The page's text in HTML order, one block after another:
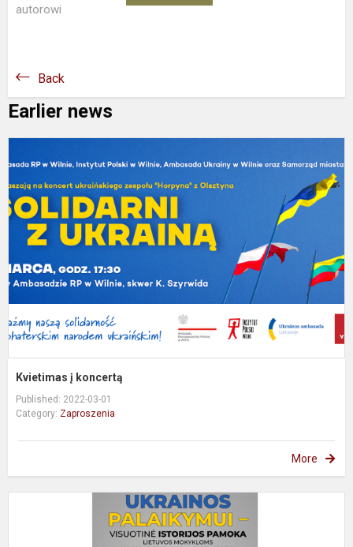
autorowi
Back
Earlier news
Kvietimas į koncertą
Published: 2022-03-01
Category: Zaproszenia
More